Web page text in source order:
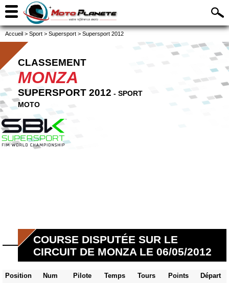
Accueil > Sport > Supersport > Supersport 2012
CLASSEMENT
MONZA
SUPERSPORT 2012 - SPORT
MOTO
COURSE DISPUTÉE SUR LE
CIRCUIT DE MONZA LE 06/05/2012
Position Num Pilote Temps Tours Points Départ